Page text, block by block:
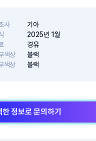
사
기아
2025년 1월
경유
색상
블랙
색상
블랙
한 정보로 문의하기